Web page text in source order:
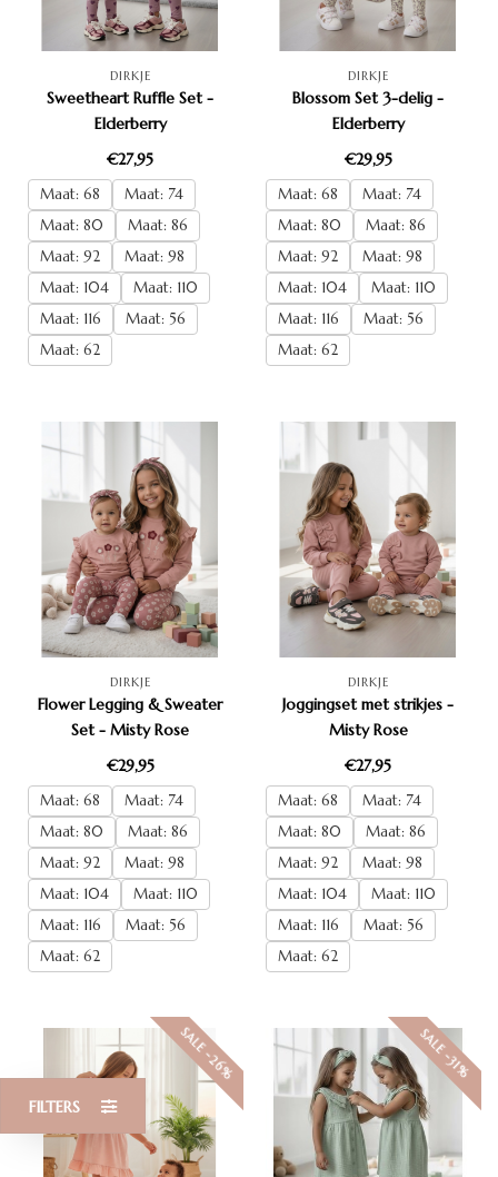
FILTERS
DIRKJE
Sweetheart Ruffle Set -
Elderberry
€27,95
Maat: 68
Maat: 74
Maat: 80
Maat: 86
Maat: 92
Maat: 98
Maat: 104
Maat: 110
Maat: 116
Maat: 56
Maat: 62
DIRKJE
Blossom Set 3-delig -
Elderberry
€29,95
Maat: 68
Maat: 74
Maat: 80
Maat: 86
Maat: 92
Maat: 98
Maat: 104
Maat: 110
Maat: 116
Maat: 56
Maat: 62
DIRKJE
Flower Legging & Sweater
Set - Misty Rose
€29,95
Maat: 68
Maat: 74
Maat: 80
Maat: 86
Maat: 92
Maat: 98
Maat: 104
Maat: 110
Maat: 116
Maat: 56
Maat: 62
DIRKJE
Joggingset met strikjes -
Misty Rose
€27,95
Maat: 68
Maat: 74
Maat: 80
Maat: 86
Maat: 92
Maat: 98
Maat: 104
Maat: 110
Maat: 116
Maat: 56
Maat: 62
SALE -26% SALE -31%